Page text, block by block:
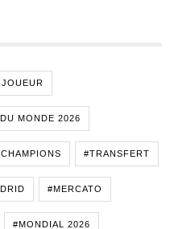
MONDE 2026
#TRANSFERT
#MERCATO
#MONDIAL 2026